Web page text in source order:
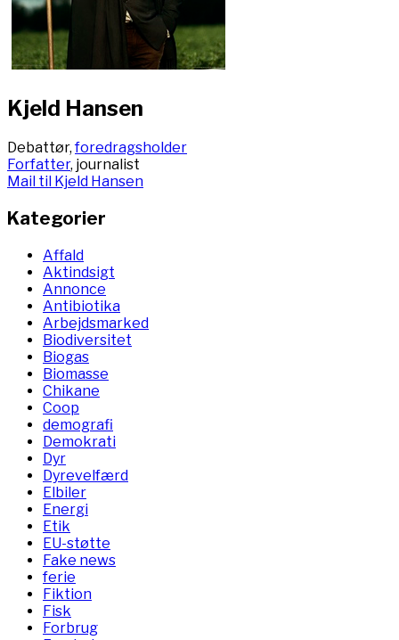
Kjeld Hansen
Debattør,foredragsholder
Forfatter, journalist
Mail til Kjeld Hansen
Kategorier
Affald
Aktindsigt
Annonce
Antibiotika
Arbejdsmarked
Biodiversitet
Biogas
Biomasse
Chikane
Coop
demografi
Demokrati
Dyr
Dyrevelfærd
Elbiler
Energi
Etik
EU-støtte
Fake news
ferie
Fiktion
Fisk
Forbrug